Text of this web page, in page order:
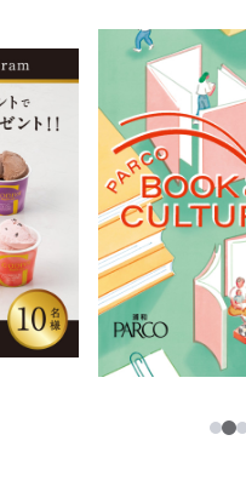
レストラン・カフェ
TAX FREE
PARCOメンバーズ
JP
ภาษาไทย
12